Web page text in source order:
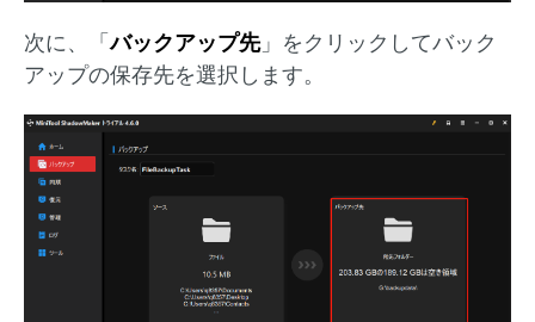
次に、「バックアップ先」をクリックしてバック
アップの保存先を選択します。